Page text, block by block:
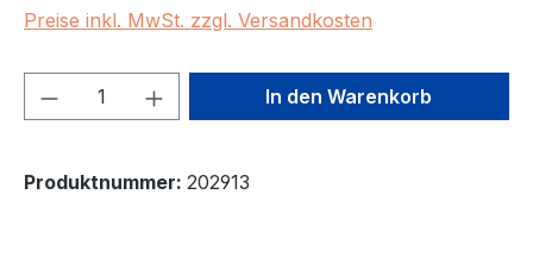
Preise inkl. MwSt. zzgl. Versandkosten
Produkt Anzahl: Gib denIn den Warenkorb
Produktnummer: 202913